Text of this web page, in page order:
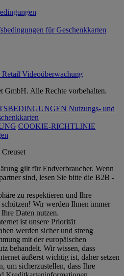
für Geschenkkarten
Videoüberwachung
GmbH. Alle Rechte vorbehalten.
Nutzungs- und
COOKIE-RICHTLINIE
gilt für Endverbraucher. Wenn
sind, lesen Sie bitte die B2B -
zu respektieren und Ihre
Wir werden Ihnen immer
Daten nutzen.
ist unsere Priorität
werden sicher und streng
mit der europäischen
behandelt. Wir wissen, dass
äußerst wichtig ist, daher setzen
um sicherzustellen, dass Ihre